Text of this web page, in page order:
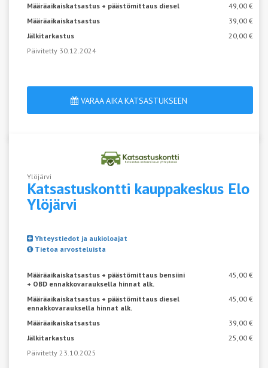
Määräaikaiskatsastus + päästömittaus diesel
49,00 €
Määräaikaiskatsastus
39,00 €
Jälkitarkastus
20,00 €
Päivitetty 30.12.2024
VARAA AIKA KATSASTUKSEEN
Ylöjärvi
Katsastuskontti kauppakeskus Elo
Ylöjärvi
Yhteystiedot ja aukioloajat
Tietoa arvosteluista
Määräaikaiskatsastus + päästömittaus bensiini
+ OBD ennakkovarauksella hinnat alk.
45,00 €
Määräaikaiskatsastus + päästömittaus diesel
ennakkovarauksella hinnat alk.
45,00 €
Määräaikaiskatsastus
39,00 €
Jälkitarkastus
25,00 €
Päivitetty 23.10.2025